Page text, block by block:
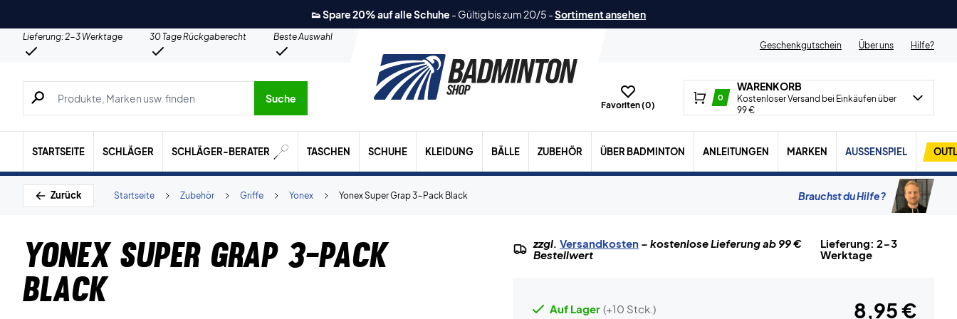
👟 Spare 20% auf alle Schuhe - Gültig bis zum 20/5 -Sortiment ansehen
Lieferung: 2-3 Werktage 30 Tage Rückgaberecht
Beste Auswahl
Geschenkgutschein
Über uns Hilfe?
Suche nach Produkten, Marken usw.
Suche
Favoriten (0)
0
WARENKORB
Kostenloser Versand bei Einkäufen über
99 €
STARTSEITE SCHLÄGER SCHLÄGER-BERATER TASCHEN SCHUHE KLEIDUNG BÄLLE ZUBEHÖR ÜBER BADMINTON ANLEITUNGEN MARKEN AUSSENSPIEL
Zurück Yonex Super Grap 3-Pack Black
Yonex
Griffe
Zubehör
Startseite Brauchst du Hilfe?
Yonex Super Grap 3-Pack
Black
zzgl. Versandkosten– kostenlose Lieferung ab 99 €
Bestellwert
Lieferung: 2-3
Werktage
Auf Lager (+10 Stck.) 8,95 €